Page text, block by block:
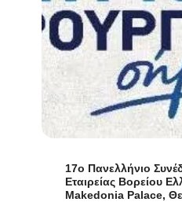
17ο Πανελλήνιο
Εταιρείας Βορείου
Makedonia Palace,